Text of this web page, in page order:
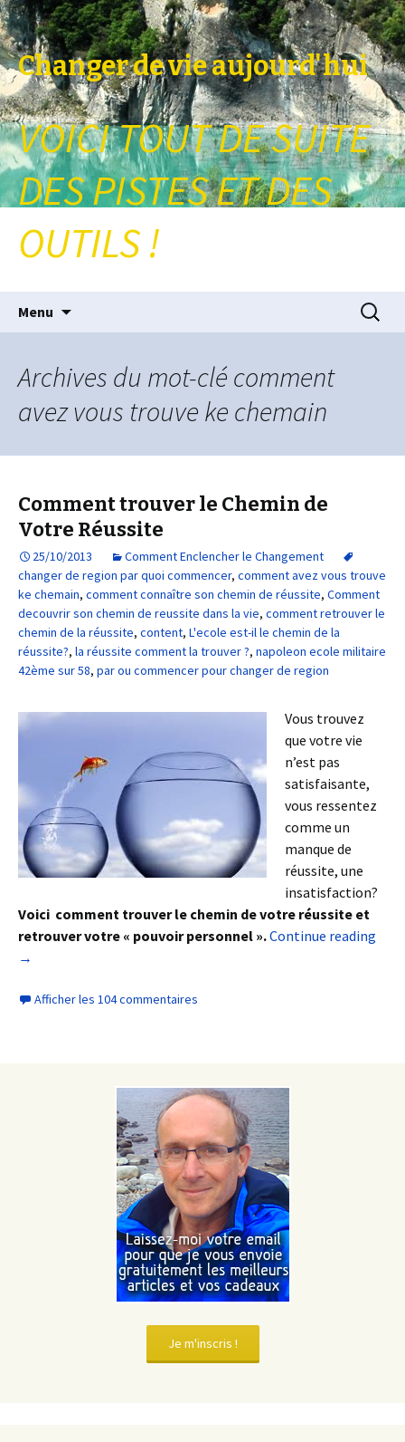
Changer de vie aujourd'hui
VOICI TOUT DE SUITE
DES PISTES ET DES
OUTILS !
Menu
Archives du mot-clé comment
avez vous trouve ke chemain
Comment trouver le Chemin de
Votre Réussite
25/10/2013
Comment Enclencher le Changement
changer de region par quoi commencer, comment avez vous trouve
ke chemain, comment connaître son chemin de réussite, Comment
decouvrir son chemin de reussite dans la vie, comment retrouver le
chemin de la réussite, content, L'ecole est-il le chemin de la
réussite?, la réussite comment la trouver ?, napoleon ecole militaire
42ème sur 58, par ou commencer pour changer de region
Vous trouvez
que votre vie
n’est pas
satisfaisante,
vous ressentez
comme un
manque de
réussite, une
insatisfaction?
Voici comment trouver le chemin de votre réussite et
retrouver votre « pouvoir personnel ».Continue reading
→
Afficher les 104 commentaires
Je m'inscris !